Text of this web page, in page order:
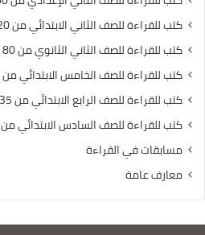
كتب للقراءة للصف الثاني الابتدائي من 20 صفحة
كتب للقراءة للصف الثاني الثانوي من 80 صفحة
كتب للقراءة للصف الخامس الابتدائي من 40 صفحة
كتب للقراءة للصف الرابع الابتدائي من 35 صفحة
كتب للقراءة للصف السادس الابتدائي من 45 صفحة
مسابقات في القراءة
معارف عامة